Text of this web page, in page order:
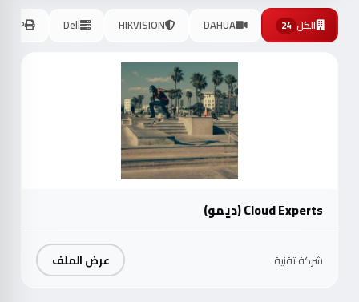
الكل 24
DAHUA
HIKVISION
Dell
HP
Cloud Experts (ديمو)
شركة تقنية عرض الملف